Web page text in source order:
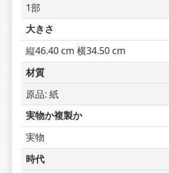
1部
大きさ
縦46.40 cm 横34.50 cm
材質
原品: 紙
実物か複製か
実物
時代